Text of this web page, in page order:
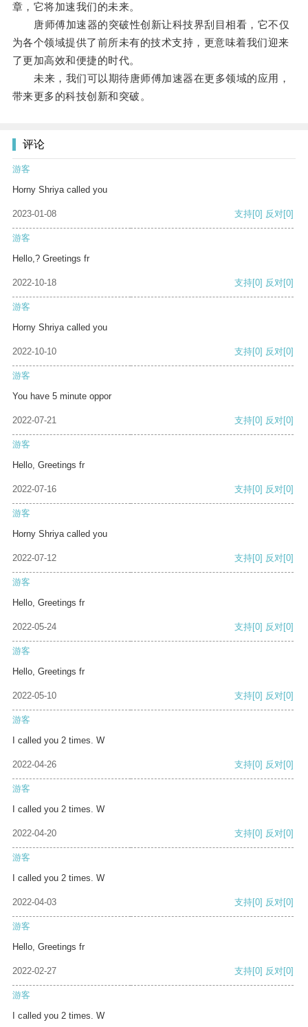
章，它将加速我们的未来。
唐师傅加速器的突破性创新让科技界刮目相看，它不仅
为各个领域提供了前所未有的技术支持，更意味着我们迎来
了更加高效和便捷的时代。
未来，我们可以期待唐师傅加速器在更多领域的应用，
带来更多的科技创新和突破。
评论
游客
Horny Shriya called you
2023-01-08 支持[0] 反对[0]
游客
Hello,? Greetings fr
2022-10-18 支持[0] 反对[0]
游客
Horny Shriya called you
2022-10-10 支持[0] 反对[0]
游客
You have 5 minute oppor
2022-07-21 支持[0] 反对[0]
游客
Hello, Greetings fr
2022-07-16 支持[0] 反对[0]
游客
Horny Shriya called you
2022-07-12 支持[0] 反对[0]
游客
Hello, Greetings fr
2022-05-24 支持[0] 反对[0]
游客
Hello, Greetings fr
2022-05-10 支持[0] 反对[0]
游客
I called you 2 times. W
2022-04-26 支持[0] 反对[0]
游客
I called you 2 times. W
2022-04-20 支持[0] 反对[0]
游客
I called you 2 times. W
2022-04-03 支持[0] 反对[0]
游客
Hello, Greetings fr
2022-02-27 支持[0] 反对[0]
游客
I called you 2 times. W